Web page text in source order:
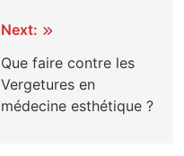
Next:
Que faire contre les
Vergetures en
médecine esthétique ?